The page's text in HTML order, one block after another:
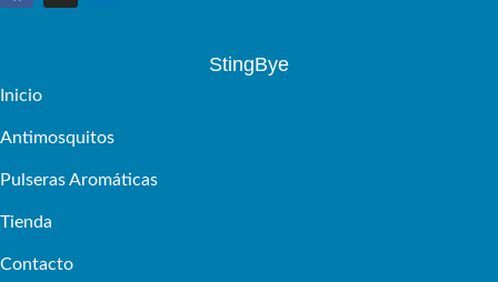
StingBye
Inicio
Antimosquitos
Pulseras Aromáticas
Tienda
Contacto